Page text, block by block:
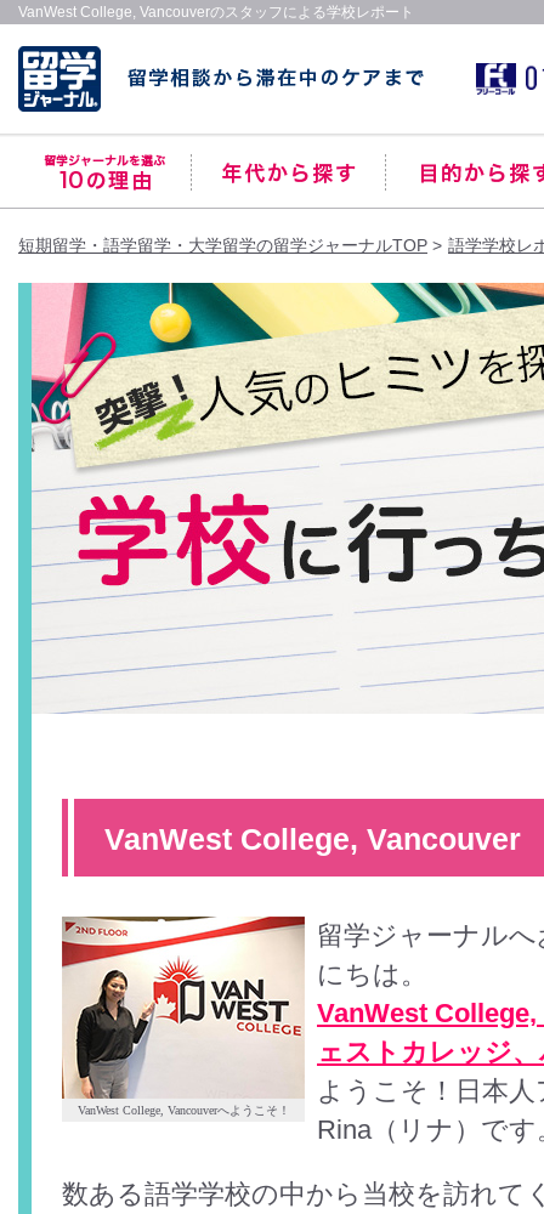
VanWest College, Vancouverのスタッフによる学校レポート
短期留学・語学留学・大学留学の留学ジャーナルTOP 語学学校レ
VanWest College, Vancouver
VanWest College, Vancouverへようこそ！
留学ジャーナル
にちは。
VanWest
ェストカレッジ
ようこそ！日本
Rina（リナ）です
数ある語学学校の中から当校を訪れて